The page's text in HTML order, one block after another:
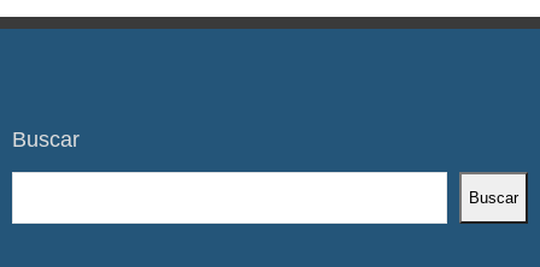
Buscar
Buscar